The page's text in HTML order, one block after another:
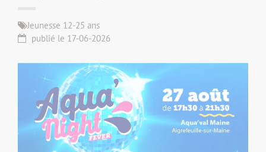
Jeunesse 12-25 ans
publié le 17-06-2026